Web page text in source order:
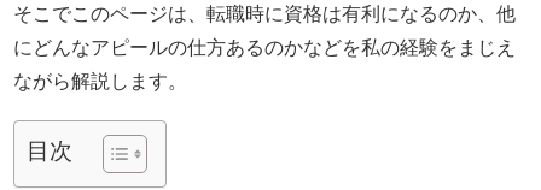
そこでこのページは、転職時に資格は有利になるのか、他
にどんなアピールの仕方あるのかなどを私の経験をまじえ
ながら解説します。
目次